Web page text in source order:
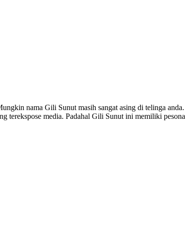
nama Gili Sunut masih sangat asing di telinga anda.
terekspose media. Padahal Gili Sunut ini memiliki pesona